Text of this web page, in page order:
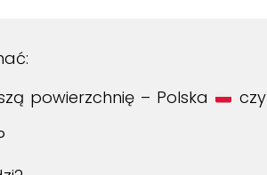
powierzchnię – Polska